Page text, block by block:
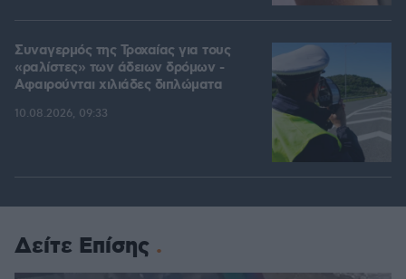
Συναγερμός της Τροχαίας για τους
«ραλίστες» των άδειων δρόμων -
Αφαιρούνται χιλιάδες διπλώματα
10.08.2026, 09:33
Δείτε Επίσης